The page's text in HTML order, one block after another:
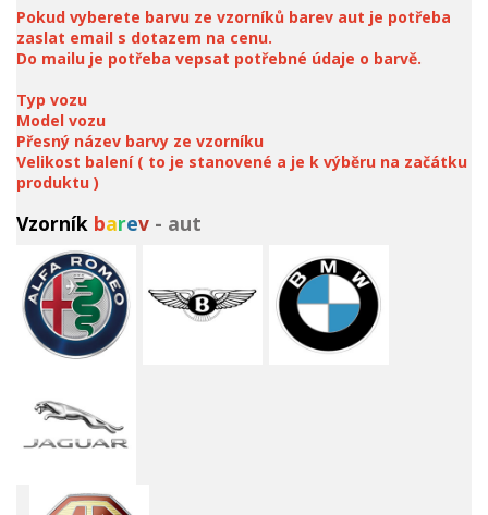
Pokud vyberete barvu ze vzorníků barev aut je potřeba
zaslat email s dotazem na cenu.
Do mailu je potřeba vepsat potřebné údaje o barvě.
Typ vozu
Model vozu
Přesný název barvy ze vzorníku
Velikost balení ( to je stanovené a je k výběru na začátku
produktu )
Vzorník barev - aut